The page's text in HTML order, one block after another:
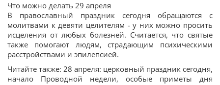
Что можно делать 29 апреля
В православный праздник сегодня обращаются с
молитвами к девяти целителям - у них можно просить
исцеления от любых болезней. Считается, что святые
также помогают людям, страдающим психическими
расстройствами и эпилепсией.
Читайте также: 28 апреля: церковный праздник сегодня,
начало Проводной недели, особые приметы дня